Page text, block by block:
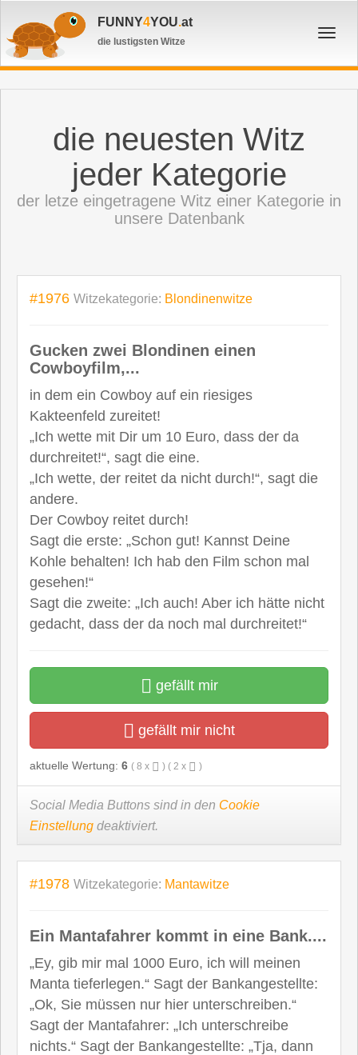
FUNNY4YOU.at
die lustigsten Witze
die neuesten Witz
jeder Kategorie
der letze eingetragene Witz einer Kategorie in
unsere Datenbank
#1976 Witzekategorie: Blondinenwitze
Gucken zwei Blondinen einen
Cowboyfilm,...
in dem ein Cowboy auf ein riesiges
Kakteenfeld zureitet!
„Ich wette mit Dir um 10 Euro, dass der da
durchreitet!“, sagt die eine.
„Ich wette, der reitet da nicht durch!“, sagt die
andere.
Der Cowboy reitet durch!
Sagt die erste: „Schon gut! Kannst Deine
Kohle behalten! Ich hab den Film schon mal
gesehen!“
Sagt die zweite: „Ich auch! Aber ich hätte nicht
gedacht, dass der da noch mal durchreitet!“
gefällt mir
gefällt mir nicht
aktuelle Wertung: 6 ( 8 x ) ( 2 x )
Social Media Buttons sind in den Cookie
Einstellung deaktiviert.
#1978 Witzekategorie: Mantawitze
Ein Mantafahrer kommt in eine Bank....
„Ey, gib mir mal 1000 Euro, ich will meinen
Manta tieferlegen.“ Sagt der Bankangestellte:
„Ok, Sie müssen nur hier unterschreiben.“
Sagt der Mantafahrer: „Ich unterschreibe
nichts.“ Sagt der Bankangestellte: „Tja, dann